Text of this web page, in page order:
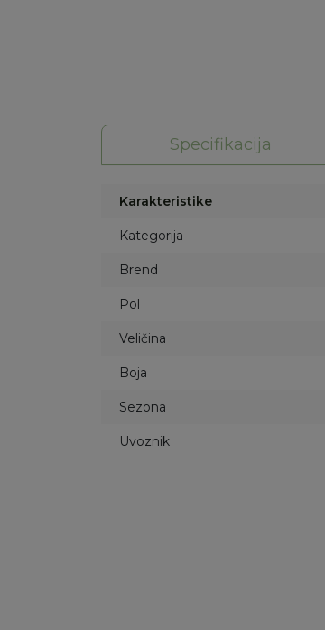
Specifikacija
Karakteristike
Kategorija
Brend
Pol
Veličina
Boja
Sezona
Uvoznik